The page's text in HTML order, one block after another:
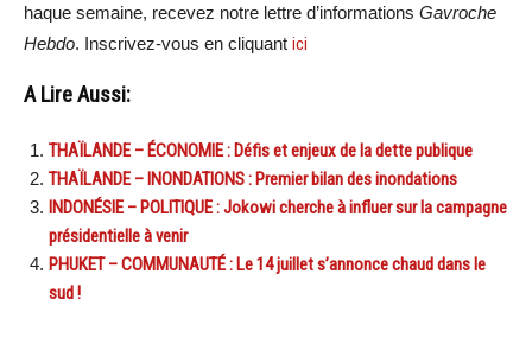
haque semaine, recevez notre lettre d’informations Gavroche
Hebdo. Inscrivez-vous en cliquant ici
A Lire Aussi:
THAÏLANDE – ÉCONOMIE : Défis et enjeux de la dette publique
THAÏLANDE – INONDATIONS : Premier bilan des inondations
INDONÉSIE – POLITIQUE : Jokowi cherche à influer sur la campagne
présidentielle à venir
PHUKET – COMMUNAUTÉ : Le 14 juillet s’annonce chaud dans le
sud !